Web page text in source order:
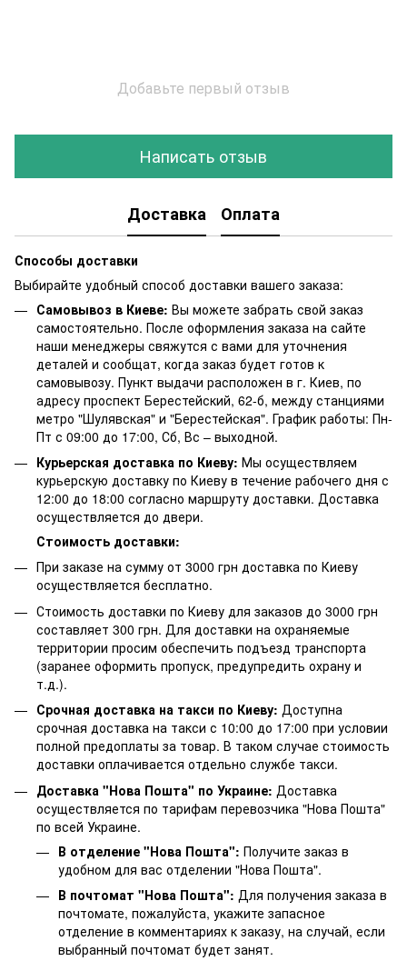
Добавьте первый отзыв
Написать отзыв
Доставка Оплата
Способы доставки
Выбирайте удобный способ доставки вашего заказа:
Самовывоз в Киеве: Вы можете забрать свой заказ
самостоятельно. После оформления заказа на сайте
наши менеджеры свяжутся с вами для уточнения
деталей и сообщат, когда заказ будет готов к
самовывозу. Пункт выдачи расположен в г. Киев, по
адресу проспект Берестейский, 62-б, между станциями
метро "Шулявская" и "Берестейская". График работы: Пн-
Пт с 09:00 до 17:00, Сб, Вс – выходной.
Курьерская доставка по Киеву: Мы осуществляем
курьерскую доставку по Киеву в течение рабочего дня с
12:00 до 18:00 согласно маршруту доставки. Доставка
осуществляется до двери.
Стоимость доставки:
При заказе на сумму от 3000 грн доставка по Киеву
осуществляется бесплатно.
Стоимость доставки по Киеву для заказов до 3000 грн
составляет 300 грн. Для доставки на охраняемые
территории просим обеспечить подъезд транспорта
(заранее оформить пропуск, предупредить охрану и
т.д.).
Срочная доставка на такси по Киеву: Доступна
срочная доставка на такси с 10:00 до 17:00 при условии
полной предоплаты за товар. В таком случае стоимость
доставки оплачивается отдельно службе такси.
Доставка "Нова Пошта" по Украине: Доставка
осуществляется по тарифам перевозчика "Нова Пошта"
по всей Украине.
В отделение "Нова Пошта": Получите заказ в
удобном для вас отделении "Нова Пошта".
В почтомат "Нова Пошта": Для получения заказа в
почтомате, пожалуйста, укажите запасное
отделение в комментариях к заказу, на случай, если
выбранный почтомат будет занят.